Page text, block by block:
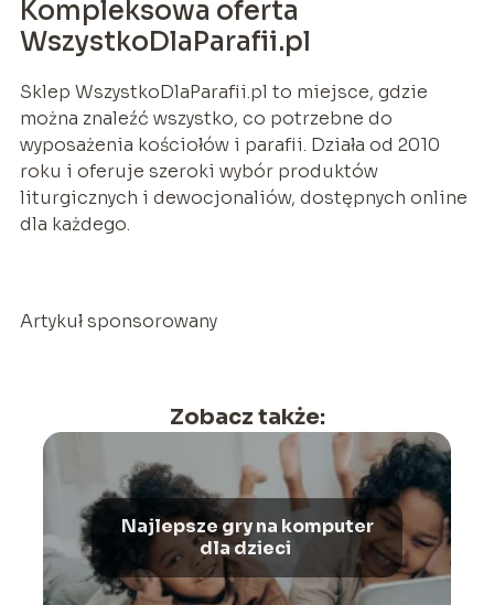
Kompleksowa oferta
WszystkoDlaParafii.pl
Sklep WszystkoDlaParafii.pl to miejsce, gdzie
można znaleźć wszystko, co potrzebne do
wyposażenia kościołów i parafii. Działa od 2010
roku i oferuje szeroki wybór produktów
liturgicznych i dewocjonaliów, dostępnych online
dla każdego.
Artykuł sponsorowany
Zobacz także:
Najlepsze gry na komputer
dla dzieci